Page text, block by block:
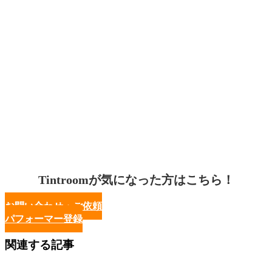
Tintroomが気になった方はこちら！
お問い合わせ・ご依頼
パフォーマー登録
関連する記事